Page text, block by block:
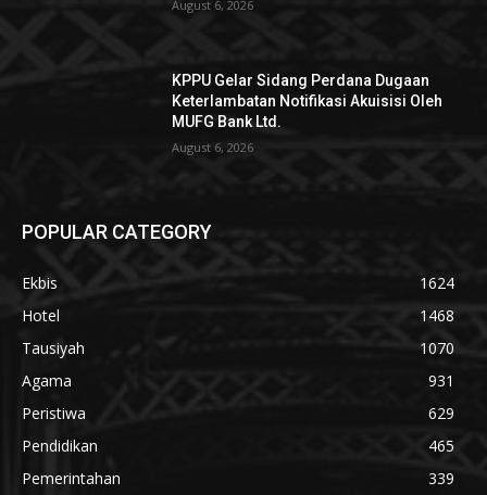
August 6, 2026
KPPU Gelar Sidang Perdana Dugaan
Keterlambatan Notifikasi Akuisisi Oleh
MUFG Bank Ltd.
August 6, 2026
POPULAR CATEGORY
Ekbis
1624
Hotel
1468
Tausiyah
1070
Agama
931
Peristiwa
629
Pendidikan
465
Pemerintahan
339